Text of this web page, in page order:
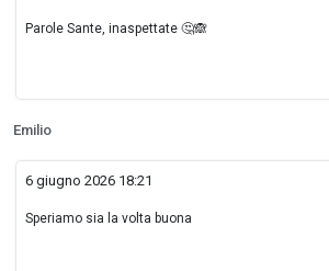
Parole Sante, inaspettate 🤔🙈
Emilio
6 giugno 2026 18:21
Speriamo sia la volta buona